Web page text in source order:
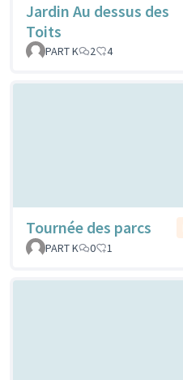
Jardin Au dessus des
Toits
PART K
2 4
Tournée des parcs
PART K
0 1